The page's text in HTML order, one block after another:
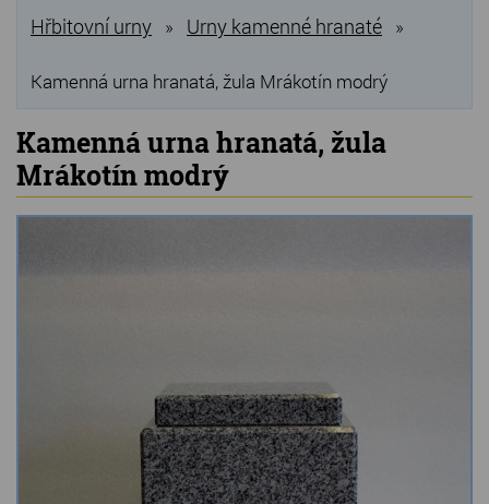
VÝPRODEJ
Produkty
Grilovací, pečící kameny
Lávové grilovací kameny
Kamenné truhlíky
Zvířecí náhrobky a pomníčky
Kamenné stoly, konferenční stolky
Barevné kamenné drti
Hřbitovní urny » Urny kamenné hranaté »
Kamenná urna hranatá, žula Mrákotín modrý
Kamenná urna hranatá, žula
Mrákotín modrý